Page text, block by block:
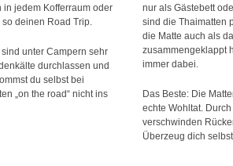
in jedem Kofferraum oder
deinen Road Trip.
unter Campern sehr
durchlassen und
du selbst bei
„on the road“ nicht ins
nur als Gästebett
sind die Thaimatten
die Matte auch als
zusammengeklappt
immer dabei.
Das Beste: Die
echte Wohltat.
verschwinden
Überzeug dich